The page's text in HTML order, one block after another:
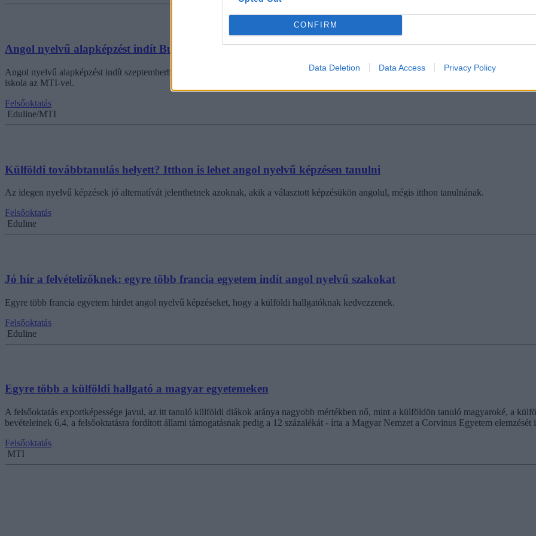
CONFIRM
Data Deletion Data Access Privacy Policy
Angol nyelvű alapképzést indít Budapesten az egyik legjobb üzleti iskola
Angol nyelvű alapképzést indít szeptemberben Budapesten a francia ESSCA School of Management, az 1909-ben alapított intézményt a
iskola az MTI-vel.
Felsőoktatás
Eduline/MTI
Külföldi továbbtanulás helyett? Itthon is lehet angol nyelvű képzésen tanulni
Az idegen nyelvű képzések jó alternatívát jelenthetnek azoknak, akik a választott képzésükön angolul, mégis itthon tanulnának.
Felsőoktatás
Eduline
Jó hír a felvételizőknek: egyre több francia egyetem indít angol nyelvű szakokat
Egyre több francia egyetem hirdet angol nyelvű képzéseket, hogy a külföldi hallgatóknak kedvezzenek.
Felsőoktatás
Eduline
Egyre több a külföldi hallgató a magyar egyetemeken
A felsőoktatás exportképessége javul, az itt tanuló külföldi diákok aránya nagyobb mértékben nő, mint a külföldön tanuló magyaroké, a
bevételeinek 6,4, a felsőoktatásra fordított állami támogatásnak pedig a 12 százalékát - írta a Magyar Nemzet a Corvinus Egyetem elemzését
Felsőoktatás
MTI